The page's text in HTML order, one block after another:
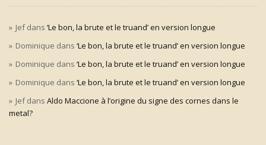
Jefdans ‘Le bon, la brute et le truand’ en version longue
Dominique dans ‘Le bon, la brute et le truand’ en version longue
Dominique dans ‘Le bon, la brute et le truand’ en version longue
Dominique dans ‘Le bon, la brute et le truand’ en version longue
Jefdans Aldo Maccione à l’origine du signe des cornes dans le
metal?